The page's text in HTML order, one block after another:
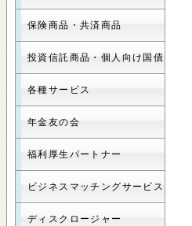
保険商品・共済商品
投資信託商品・個人向け国債
各種サービス
年金友の会
福利厚生パートナー
ビジネスマッチングサービス
ディスクロージャー